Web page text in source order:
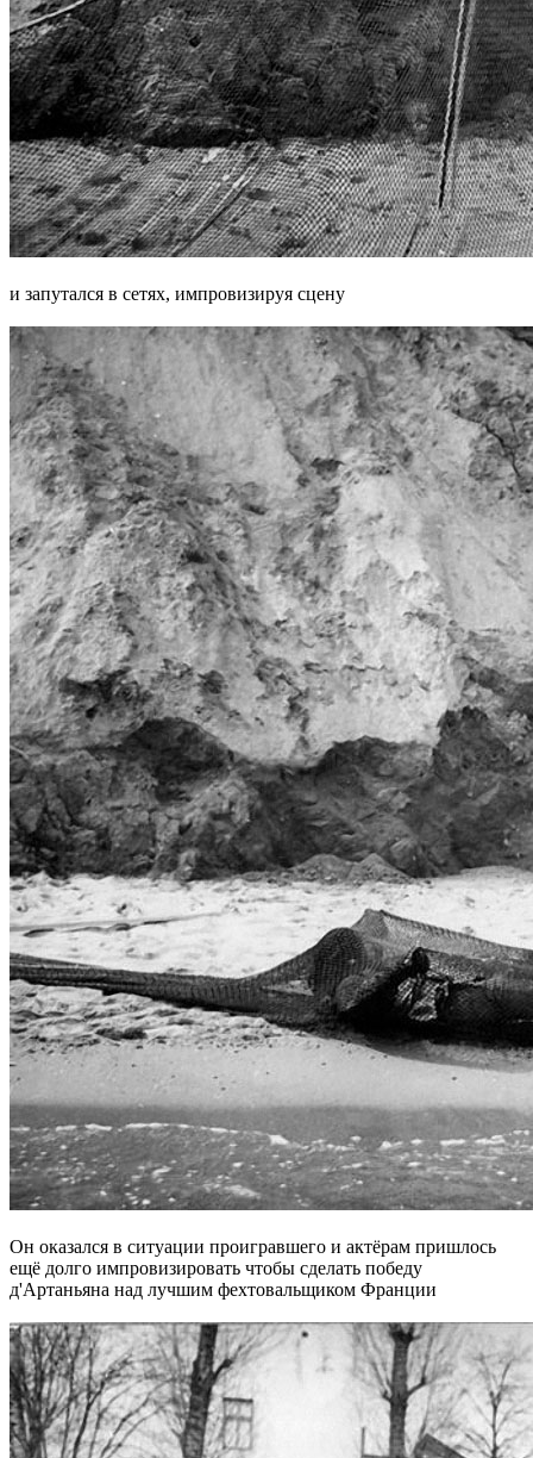
и запутался в сетях, импровизируя сцену
Он оказался в ситуации проигравшего и актёрам пришлось
ещё долго импровизировать чтобы сделать победу
д'Артаньяна над лучшим фехтовальщиком Франции